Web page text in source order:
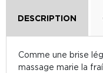
DESCRIPTION
Comme une brise
massage marie la